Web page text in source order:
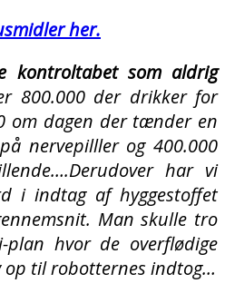
her.
kontroltabet som aldrig
800.000 der drikker for
om dagen der tænder en
nervepilller og 400.000
har vi
i indtag af hyggestoffet
Man skulle tro
hvor de overflødige
op til robotternes indtog…